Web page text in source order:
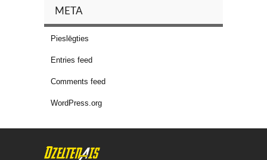
META
Pieslēgties
Entries feed
Comments feed
WordPress.org